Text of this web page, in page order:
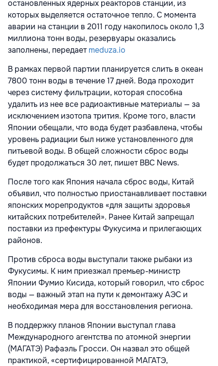
остановленных ядерных реакторов станции, из
которых выделяется остаточное тепло. С момента
аварии на станции в 2011 году накопилось около 1,3
миллиона тонн воды, резервуары оказались
заполнены, передаетmeduza.io
В рамках первой партии планируется слить в океан
7800 тонн воды в течение 17 дней. Вода проходит
через систему фильтрации, которая способна
удалить из нее все радиоактивные материалы — за
исключением изотопа трития. Кроме того, власти
Японии обещали, что вода будет разбавлена, чтобы
уровень радиации был ниже установленного для
питьевой воды. В общей сложности сброс воды
будет продолжаться 30 лет, пишет BBC News.
После того как Япония начала сброс воды, Китай
объявил, что полностью приостанавливает поставки
японских морепродуктов «для защиты здоровья
китайских потребителей». Ранее Китай запрещал
поставки из префектуры Фукусима и прилегающих
районов.
Против сброса воды выступали также рыбаки из
Фукусимы. К ним приезжал премьер-министр
Японии Фумио Кисида, который говорил, что сброс
воды — важный этап на пути к демонтажу АЭС и
необходимая мера для восстановления региона.
В поддержку планов Японии выступал глава
Международного агентства по атомной энергии
(МАГАТЭ) Рафаэль Гросси. Он назвал это общей
практикой, «сертифицированной МАГАТЭ,